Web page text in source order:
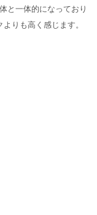
と一体的になっており
りも高く感じます。